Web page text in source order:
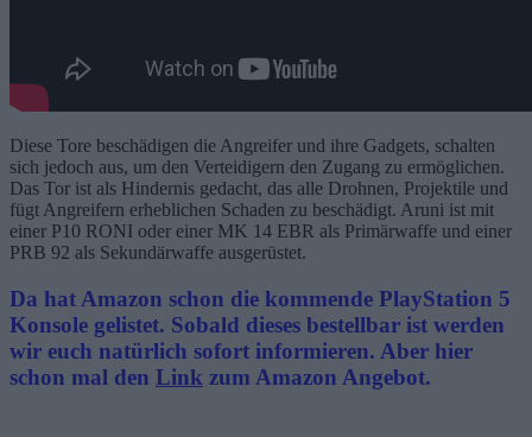
Diese Tore beschädigen die Angreifer und ihre Gadgets, schalten
sich jedoch aus, um den Verteidigern den Zugang zu ermöglichen.
Das Tor ist als Hindernis gedacht, das alle Drohnen, Projektile und
fügt Angreifern erheblichen Schaden zu beschädigt. Aruni ist mit
einer P10 RONI oder einer MK 14 EBR als Primärwaffe und einer
PRB 92 als Sekundärwaffe ausgerüstet.
Da hat Amazon schon die kommende PlayStation 5
Konsole gelistet. Sobald dieses bestellbar ist werden
wir euch natürlich sofort informieren. Aber hier
schon mal den Link zum Amazon Angebot.